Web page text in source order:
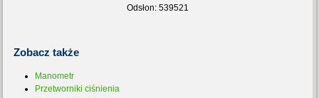
Odsłon: 539521
Zobacz także
Manometr
Przetworniki ciśnienia